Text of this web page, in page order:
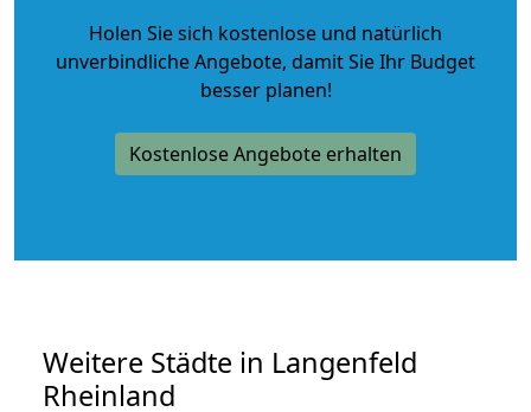
Holen Sie sich kostenlose und natürlich
unverbindliche Angebote, damit Sie Ihr Budget
besser planen!
Kostenlose Angebote erhalten
Weitere Städte in Langenfeld
Rheinland